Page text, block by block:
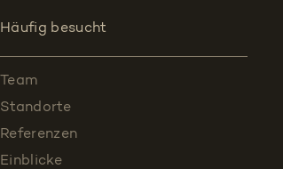
Häufig besucht
Team
Standorte
Referenzen
Einblicke